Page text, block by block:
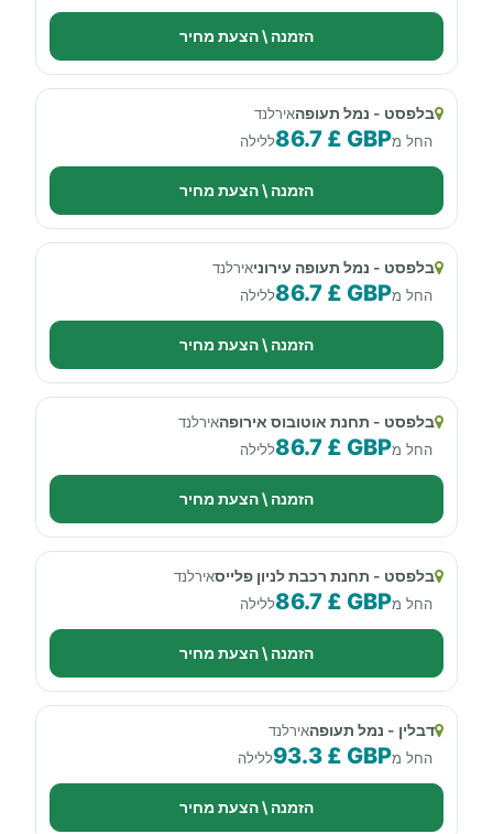
הזמנה \ הצעת מחיר
בלפסט - נמל תעופהאירלנד
החל מ86.7 £ GBPללילה
הזמנה \ הצעת מחיר
בלפסט - נמל תעופה עירוניאירלנד
החל מ86.7 £ GBPללילה
הזמנה \ הצעת מחיר
בלפסט - תחנת אוטובוס אירופהאירלנד
החל מ86.7 £ GBPללילה
הזמנה \ הצעת מחיר
בלפסט - תחנת רכבת לניון פלייסאירלנד
החל מ86.7 £ GBPללילה
הזמנה \ הצעת מחיר
דבלין - נמל תעופהאירלנד
החל מ93.3 £ GBPללילה
הזמנה \ הצעת מחיר